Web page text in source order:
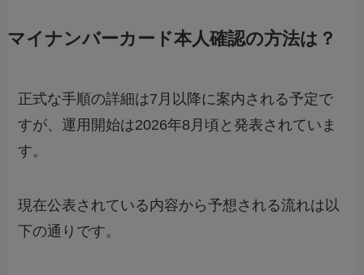
マイナンバーカード本人確認の方法は？
正式な手順の詳細は7月以降に案内される予定で
すが、運用開始は2026年8月頃と発表されていま
す。
現在公表されている内容から予想される流れは以
下の通りです。